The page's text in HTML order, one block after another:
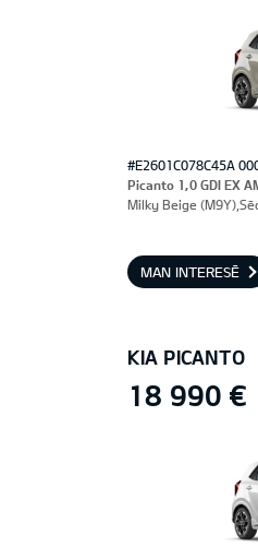
#E2601C078C45A
Picanto 1,0 GDI EX
Milky Beige
MAN INTERESĒ
KIA PICANTO
18 990 €